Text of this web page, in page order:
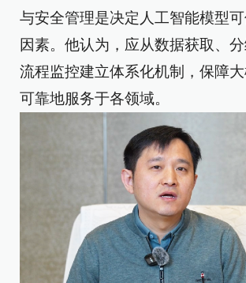
与安全管理是决定人工智能模型
因素。他认为，应从数据获取、
流程监控建立体系化机制，保障大
可靠地服务于各领域。